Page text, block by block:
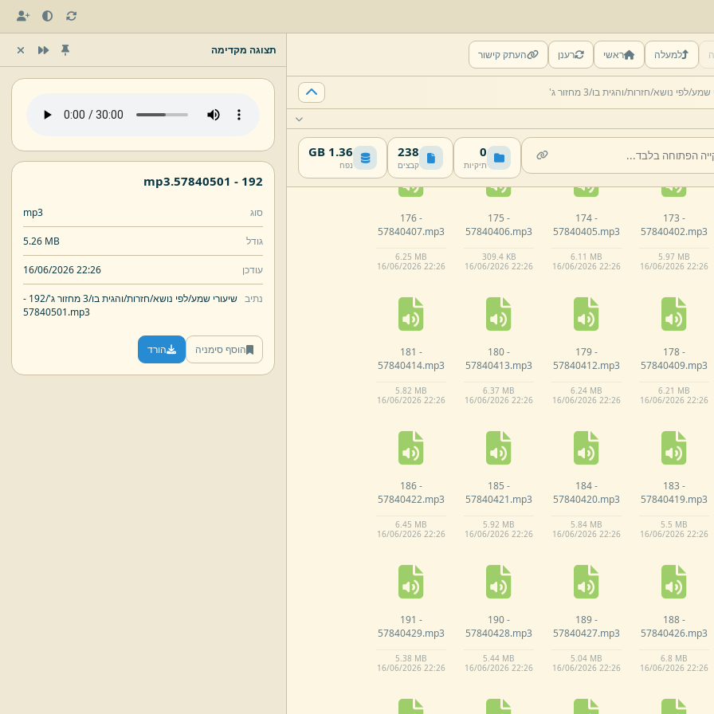
למעלה ראשי רענן העתק קישור
שמע/לפי נושא/חזרות/והגית בו/3 מחזור ג'
0
תיקיות
238
קבצים
1.36 GB
נפח
57840324.mp3
16/06/2026 22:26
57840327.mp3
16/06/2026 22:26
16/06/2026 22:26
16/06/2026 22:26
173 -
57840402.mp3
5.97 MB
16/06/2026 22:26
174 -
57840405.mp3
6.11 MB
16/06/2026 22:26
175 -
57840406.mp3
309.4 KB
16/06/2026 22:26
176 -
57840407.mp3
6.25 MB
16/06/2026 22:26
178 -
57840409.mp3
6.21 MB
16/06/2026 22:26
179 -
57840412.mp3
6.24 MB
16/06/2026 22:26
180 -
57840413.mp3
6.37 MB
16/06/2026 22:26
181 -
57840414.mp3
5.82 MB
16/06/2026 22:26
183 -
57840419.mp3
5.5 MB
16/06/2026 22:26
184 -
57840420.mp3
5.84 MB
16/06/2026 22:26
185 -
57840421.mp3
5.92 MB
16/06/2026 22:26
186 -
57840422.mp3
6.45 MB
16/06/2026 22:26
188 -
57840426.mp3
6.8 MB
16/06/2026 22:26
189 -
57840427.mp3
5.04 MB
16/06/2026 22:26
190 -
57840428.mp3
5.44 MB
16/06/2026 22:26
191 -
57840429.mp3
5.38 MB
16/06/2026 22:26
תצוגה מקדימה
192 -
mp3
סוג mp3
גודל 5.26 MB
עודכן 16/06/2026 22:26
נתיב שיעורי שמע/לפי נושא/חזרות/והגית בו/3 מחזור ג'/
192 -
57840501.mp3
הוסף סימניה הורד